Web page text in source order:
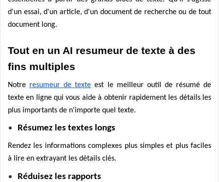
d'un essai, d'un article, d'un document de recherche ou de tout
document long.
Tout en un AI resumeur de texte à des
fins multiples
Notre resumeur de texte est le meilleur outil de résumé de
texte en ligne qui vous aide à obtenir rapidement les détails les
plus importants de n'importe quel texte.
Résumez les textes longs
Rendez les informations complexes plus simples et plus faciles
à lire en extrayant les détails clés.
Réduisez les rapports